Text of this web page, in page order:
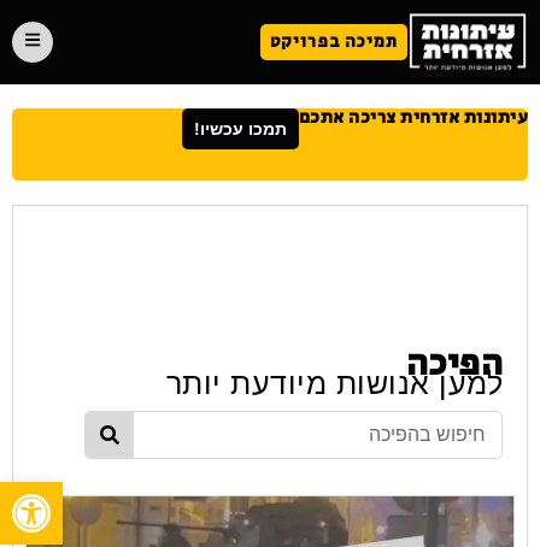
תמיכה בפרויקט
עיתונות אזרחית צריכה אתכם תמכו עכשיו!
הפיכה
למען אנושות מיודעת יותר